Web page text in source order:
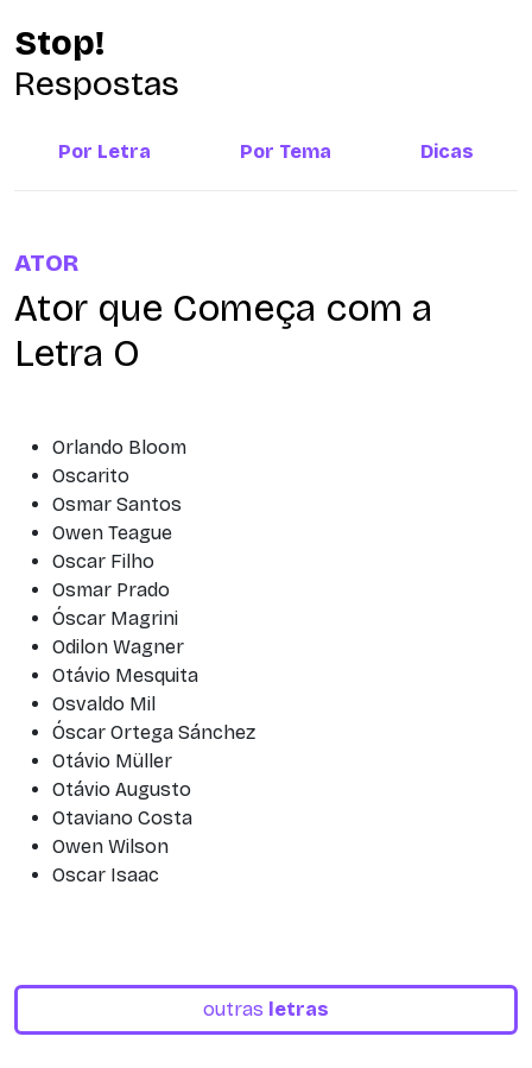
Stop!
Respostas
Por Letra Por Tema Dicas
ATOR
Ator que Começa com a
Letra O
Orlando Bloom
Oscarito
Osmar Santos
Owen Teague
Oscar Filho
Osmar Prado
Óscar Magrini
Odilon Wagner
Otávio Mesquita
Osvaldo Mil
Óscar Ortega Sánchez
Otávio Müller
Otávio Augusto
Otaviano Costa
Owen Wilson
Oscar Isaac
outras letras